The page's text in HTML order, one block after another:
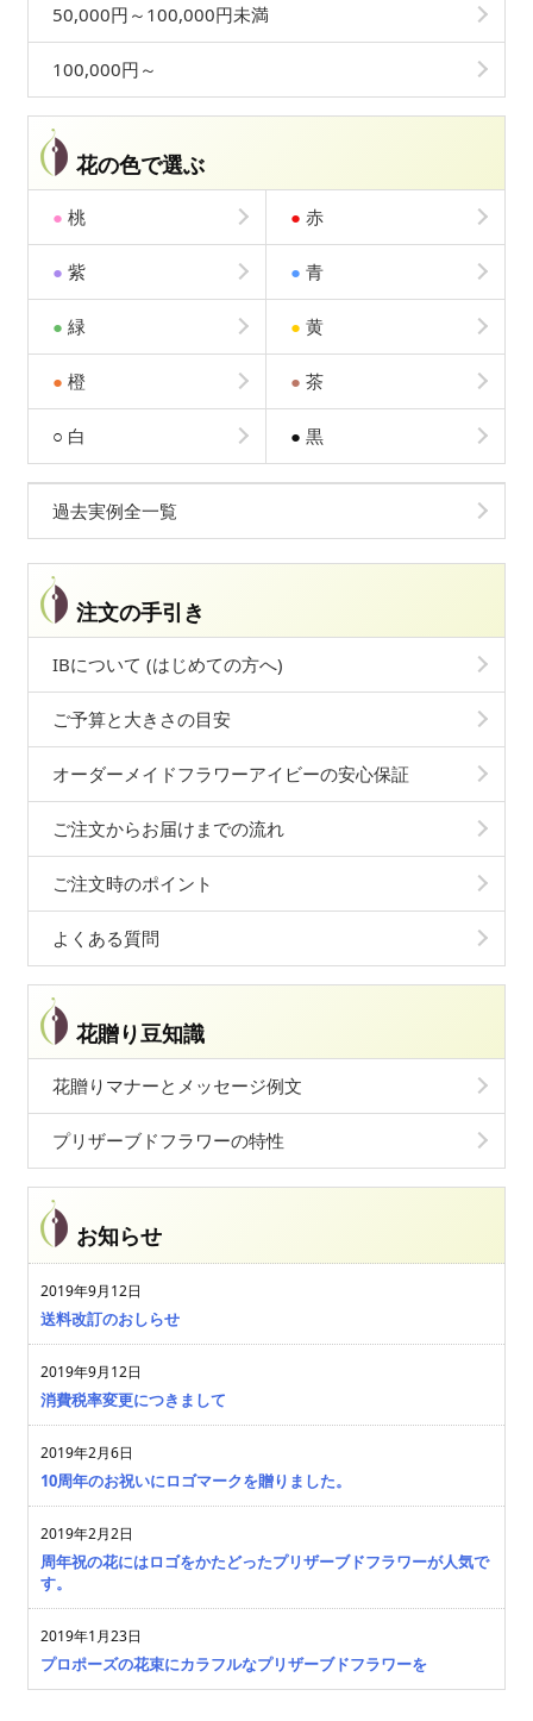
50,000円～100,000円未満
100,000円～
花の色で選ぶ
● 桃 ● 赤
● 紫 ● 青
● 緑 ● 黄
● 橙 ● 茶
○ 白 ● 黒
過去実例全一覧
注文の手引き
IBについて (はじめての方へ)
ご予算と大きさの目安
オーダーメイドフラワーアイビーの安心保証
ご注文からお届けまでの流れ
ご注文時のポイント
よくある質問
花贈り豆知識
花贈りマナーとメッセージ例文
プリザーブドフラワーの特性
お知らせ
2019年9月12日
送料改訂のおしらせ
2019年9月12日
消費税率変更につきまして
2019年2月6日
10周年のお祝いにロゴマークを贈りました。
2019年2月2日
周年祝の花にはロゴをかたどったプリザーブドフラワーが人気で
す。
2019年1月23日
プロポーズの花束にカラフルなプリザーブドフラワーを